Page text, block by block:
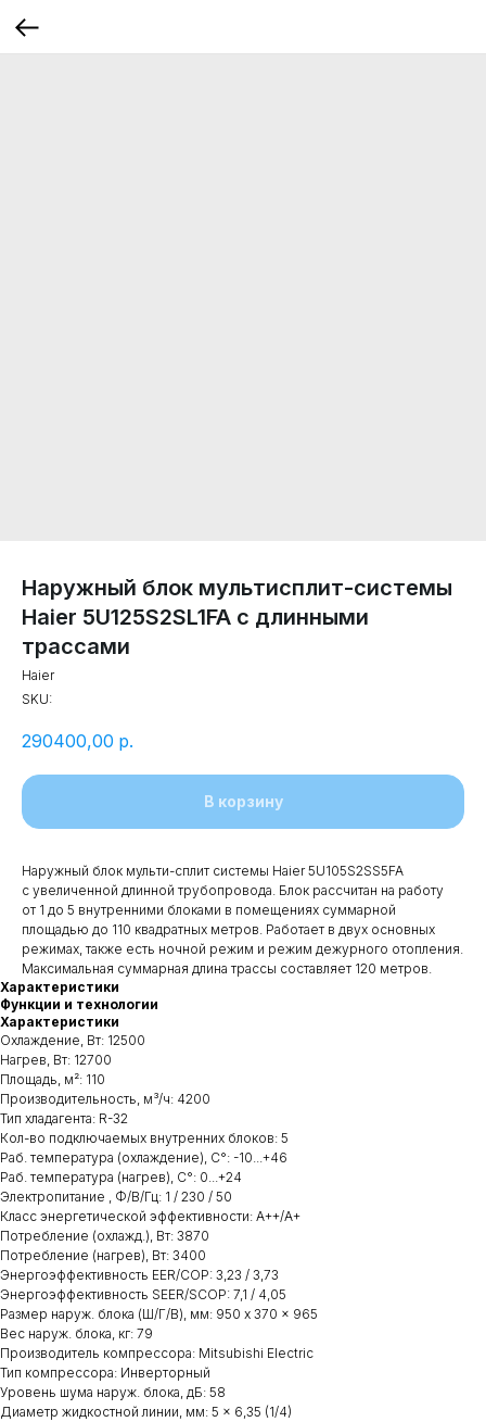
Наружный блок мультисплит-системы
Haier 5U125S2SL1FA с длинными
трассами
Haier
SKU:
290400,00 р.
В корзину
Наружный блок мульти-сплит системы Haier 5U105S2SS5FA
с увеличенной длинной трубопровода. Блок рассчитан на работу
от 1 до 5 внутренними блоками в помещениях суммарной
площадью до 110 квадратных метров. Работает в двух основных
режимах, также есть ночной режим и режим дежурного отопления.
Максимальная суммарная длина трассы составляет 120 метров.
Характеристики
Функции и технологии
Характеристики
Охлаждение, Вт: 12500
Нагрев, Вт: 12700
Площадь, м²: 110
Производительность, м³/ч: 4200
Тип хладагента: R-32
Кол-во подключаемых внутренних блоков: 5
Раб. температура (охлаждение), С°: -10...+46
Раб. температура (нагрев), С°: 0...+24
Электропитание , Ф/В/Гц: 1 / 230 / 50
Класс энергетической эффективности: A++/A+
Потребление (охлажд.), Вт: 3870
Потребление (нагрев), Вт: 3400
Энергоэффективность EER/COP: 3,23 / 3,73
Энергоэффективность SEER/SCOP: 7,1 / 4,05
Размер наруж. блока (Ш/Г/В), мм: 950 x 370 x 965
Вес наруж. блока, кг: 79
Производитель компрессора: Mitsubishi Electric
Тип компрессора: Инверторный
Уровень шума наруж. блока, дБ: 58
Диаметр жидкостной линии, мм: 5 × 6,35 (1/4)